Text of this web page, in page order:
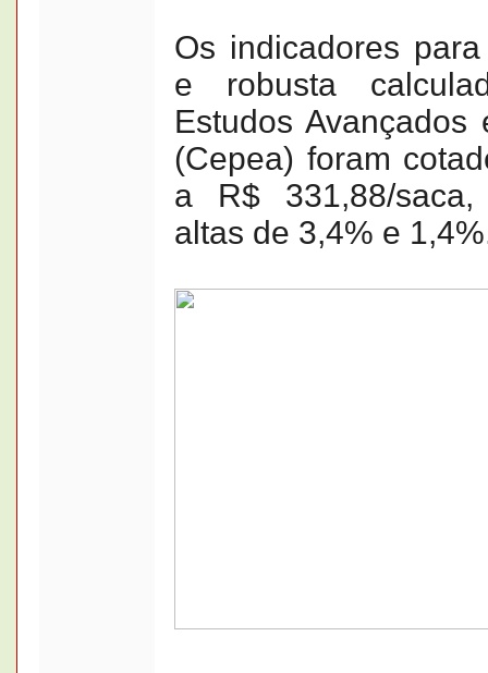
Os indicadores
e robusta
Estudos Avançados
(Cepea) foram
a R$ 331,88/saca,
altas de 3,4% e